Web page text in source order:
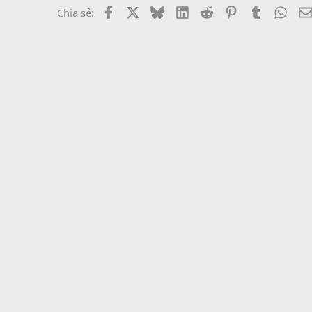
Chia sẻ: Facebook BlueskyLinkedIn
Reddit PinterestTumblr